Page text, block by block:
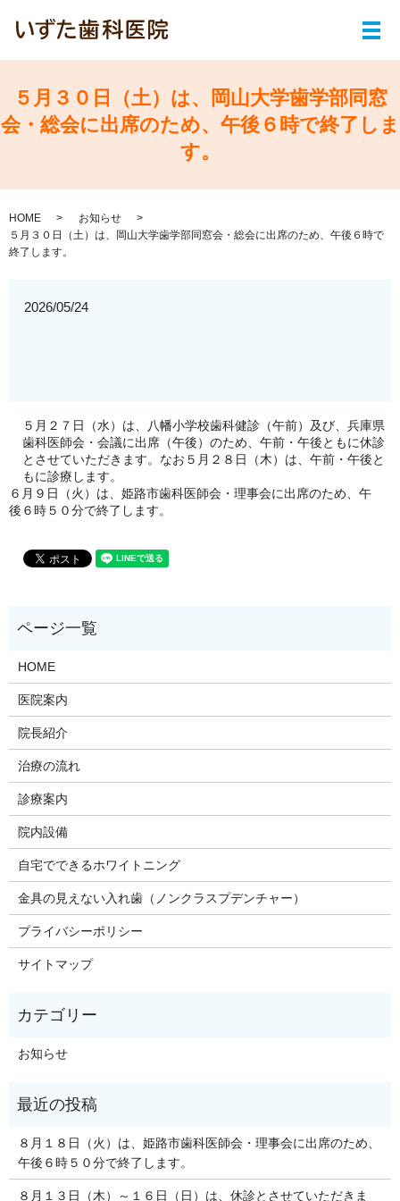
メ
５月３０日（土）は、岡山大学歯学部同窓
会・総会に出席のため、午後６時で終了しま
す。
HOME
お知らせ
５月３０日（土）は、岡山大学歯学部同窓会・総会に出席のため、午後６時で
終了します。
2026/05/24
５月２７日（水）は、八幡小学校歯科健診（午前）及び、兵庫県
歯科医師会・会議に出席（午後）のため、午前・午後ともに休診
とさせていただきます。なお５月２８日（木）は、午前・午後と
もに診療します。
６月９日（火）は、姫路市歯科医師会・理事会に出席のため、午
後６時５０分で終了します。
HOME
医院案内
院長紹介
治療の流れ
診療案内
院内設備
自宅でできるホワイトニング
金具の見えない入れ歯（ノンクラスプデンチャー）
プライバシーポリシー
サイトマップ
お知らせ
８月１８日（火）は、姫路市歯科医師会・理事会に出席のため、
午後６時５０分で終了します。
８月１３日（木）～１６日（日）は、休診とさせていただきま